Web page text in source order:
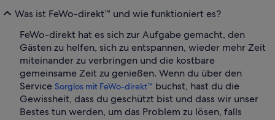
Was ist FeWo-direkt™ und wie funktioniert es?
FeWo-direkt hat es sich zur Aufgabe gemacht, den
Gästen zu helfen, sich zu entspannen, wieder mehr Zeit
miteinander zu verbringen und die kostbare
gemeinsame Zeit zu genießen. Wenn du über den
Service Sorglos mit FeWo-direkt™ buchst, hast du die
Gewissheit, dass du geschützt bist und dass wir unser
Bestes tun werden, um das Problem zu lösen, falls